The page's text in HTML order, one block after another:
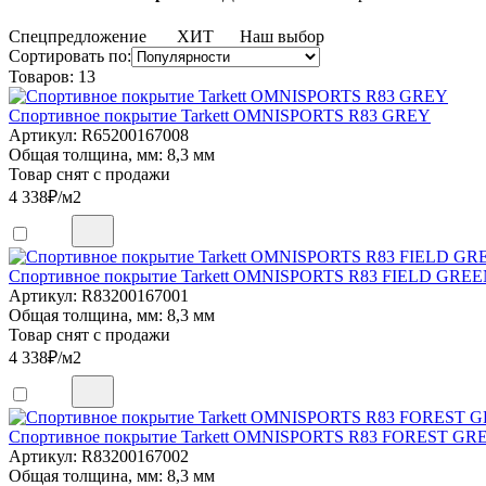
Спецпредложение ХИТ
Наш выбор
Сортировать по:
Товаров: 13
Спортивное покрытие Tarkett OMNISPORTS R83 GREY
Артикул: R65200167008
Общая толщина, мм: 8,3 мм
Товар снят с продажи
4 338₽/м2
Спортивное покрытие Tarkett OMNISPORTS R83 FIELD
Артикул: R83200167001
Общая толщина, мм: 8,3 мм
Товар снят с продажи
4 338₽/м2
Спортивное покрытие Tarkett OMNISPORTS R83 FOREST
Артикул: R83200167002
Общая толщина, мм: 8,3 мм